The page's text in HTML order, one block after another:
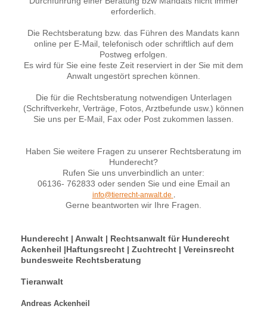
erforderlich.
Die Rechtsberatung bzw. das Führen des Mandats kann
online per E-Mail, telefonisch oder schriftlich auf dem
Postweg erfolgen.
Es wird für Sie eine feste Zeit reserviert in der Sie mit dem
Anwalt ungestört sprechen können.
Die für die Rechtsberatung notwendigen Unterlagen
(Schriftverkehr, Verträge, Fotos, Arztbefunde usw.) können
Sie uns per E-Mail, Fax oder Post zukommen lassen.
Haben Sie weitere Fragen zu unserer Rechtsberatung im
Hunderecht?
Rufen Sie uns unverbindlich an unter:
06136- 762833 oder senden Sie und eine Email an
info@tierrecht-anwalt.de .
Gerne beantworten wir Ihre Fragen.
Hunderecht | Anwalt | Rechtsanwalt für Hunderecht
Ackenheil |Haftungsrecht | Zuchtrecht | Vereinsrecht
bundesweite Rechtsberatung
Tieranwalt
Andreas Ackenheil